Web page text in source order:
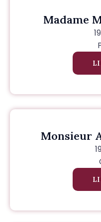
Madame
Monsieur